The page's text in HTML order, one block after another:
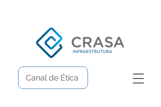
Canal de Ética